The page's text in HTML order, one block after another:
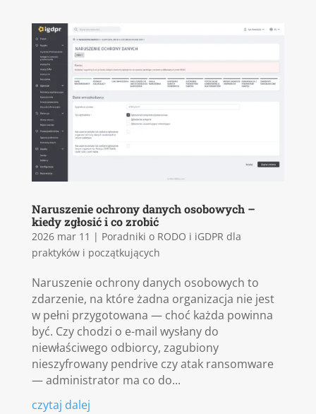
Naruszenie ochrony danych osobowych –
kiedy zgłosić i co zrobić
2026 mar 11 | Poradniki o RODO i iGDPR dla
praktyków i początkujących
Naruszenie ochrony danych osobowych to
zdarzenie, na które żadna organizacja nie jest
w pełni przygotowana — choć każda powinna
być. Czy chodzi o e-mail wysłany do
niewłaściwego odbiorcy, zagubiony
nieszyfrowany pendrive czy atak ransomware
— administrator ma co do...
czytaj dalej